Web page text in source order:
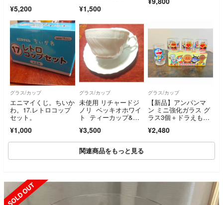
¥5,200 ¥1,500
グラス/カップ
エニマイくじ。ちいか
わ。17.レトロコップ
セット。
¥1,000
グラス/カップ
未使用 リチャードジ
ノリ ベッキオホワイ
ト ティーカップ&ソ
¥3,500
グラス/カップ
【新品】アンパンマ
ン ミニ強化ガラス グ
ラス3個＋ドラえも
¥2,480
関連商品をもっと見る
SOLD OUT